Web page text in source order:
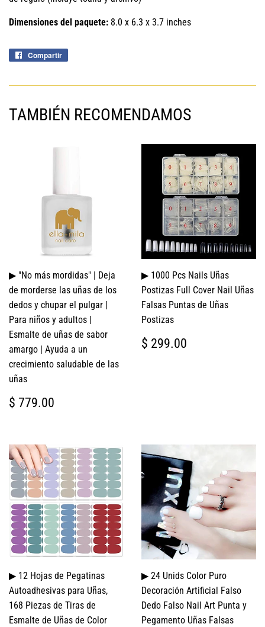
Dimensiones del paquete: 8.0 x 6.3 x 3.7 inches
Compartir
TAMBIÉN RECOMENDAMOS
▶ "No más mordidas" | Deja
de morderse las uñas de los
dedos y chupar el pulgar |
Para niños y adultos |
Esmalte de uñas de sabor
amargo | Ayuda a un
crecimiento saludable de las
uñas
PRECIO
HABITUAL
$ 779.00
▶ 1000 Pcs Nails Uñas
Postizas Full Cover Nail Uñas
Falsas Puntas de Uñas
Postizas
PRECIO
HABITUAL
$ 299.00
▶ 12 Hojas de Pegatinas
Autoadhesivas para Uñas,
168 Piezas de Tiras de
Esmalte de Uñas de Color
▶ 24 Unids Color Puro
Decoración Artificial Falso
Dedo Falso Nail Art Punta y
Pegamento Uñas Falsas